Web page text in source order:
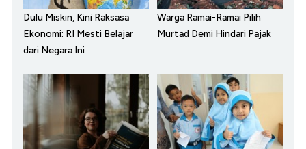
Dulu Miskin, Kini Raksasa
Ekonomi: RI Mesti Belajar
dari Negara Ini
Warga Ramai-Ramai Pilih
Murtad Demi Hindari Pajak